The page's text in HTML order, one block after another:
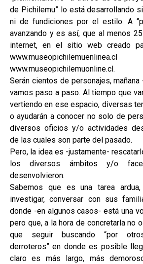
de Pichilemu” lo está desarrollando
ni de fundiciones por el estilo. A
avanzando y es así, que al menos
internet, en el sitio web creado
www.museopichilemuonline.cl.
Serán cientos de personajes,
vamos paso a paso. Al tiempo que
vertiendo en ese espacio, diversas
o ayudarán a conocer no solo de
diversos oficios y/o actividades
de las cuales son parte del pasado.
Pero, la idea es -justamente-
los diversos ámbitos y/o
desenvolvieron.
Sabemos que es una tarea
investigar, conversar con sus
donde -en algunos casos- está una
pero que, a la hora de concretarla no
que seguir buscando “por
derroteros” en donde es posible
claro es más largo, más